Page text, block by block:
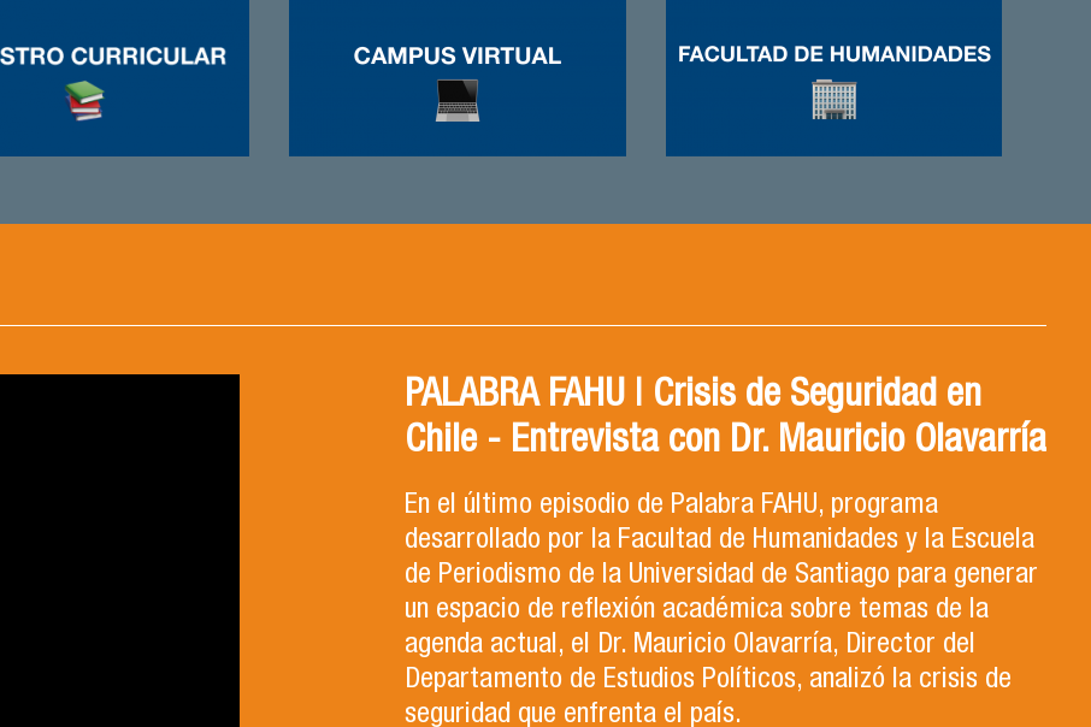
PALABRA FAHU | Crisis de Seguridad en
Chile - Entrevista con Dr. Mauricio Olavarría
En el último episodio de Palabra FAHU, programa
desarrollado por la Facultad de Humanidades y la Escuela
de Periodismo de la Universidad de Santiago para generar
un espacio de reflexión académica sobre temas de la
agenda actual, el Dr. Mauricio Olavarría, Director del
Departamento de Estudios Políticos, analizó la crisis de
seguridad que enfrenta el país.